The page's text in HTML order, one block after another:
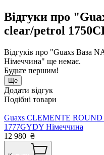
Відгуки про
clear/petrol
Відгуків про "Guaxs Ваза
Німеччина" ще немає.
Будьте першим!
Ще
Додати відгук
Подібні товари
Guaxs CLEMENTE ROUND
1777GYDY Німеччина
12 980 ₴